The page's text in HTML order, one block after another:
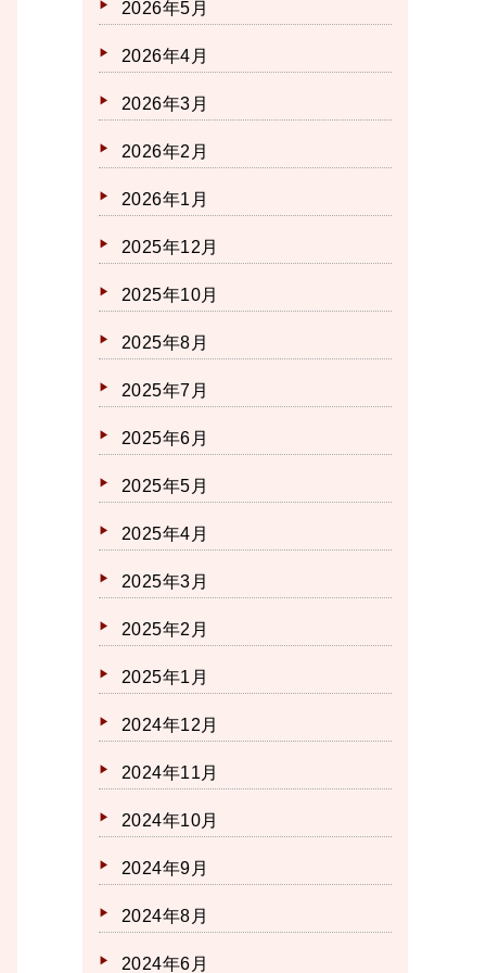
2026年5月
2026年4月
2026年3月
2026年2月
2026年1月
2025年12月
2025年10月
2025年8月
2025年7月
2025年6月
2025年5月
2025年4月
2025年3月
2025年2月
2025年1月
2024年12月
2024年11月
2024年10月
2024年9月
2024年8月
2024年6月